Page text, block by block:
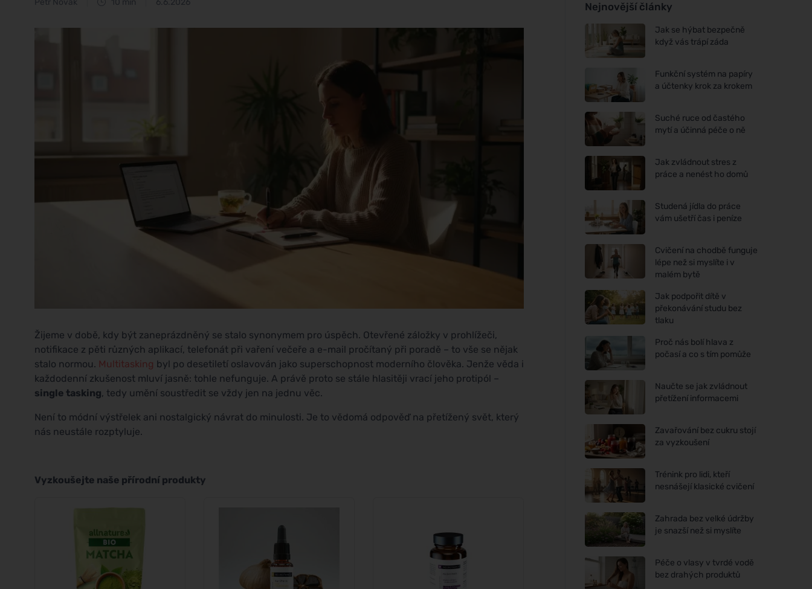
Žijeme v době, kdy být zaneprázdněný se stalo synonymem pro úspěch. Otevřené záložky v prohlížeči,
notifikace z pěti různých aplikací, telefonát při vaření večeře a e-mail pročítaný při poradě – to vše se nějak
stalo normou. Multitasking byl po desetiletí oslavován jako superschopnost moderního člověka. Jenže věda i
každodenní zkušenost mluví jasně: tohle nefunguje. A právě proto se stále hlasitěji vrací jeho protipól –
single tasking, tedy umění soustředit se vždy jen na jednu věc.
Není to módní výstřelek ani nostalgický návrat do minulosti. Je to vědomá odpověď na přetížený svět, který
nás neustále rozptyluje.
Vyzkoušejte naše přírodní produkty
Nejnovější články
Jak se hýbat bezpečně
když vás trápí záda
Funkční systém na papíry
a účtenky krok za krokem
Suché ruce od častého
mytí a účinná péče o ně
Jak zvládnout stres z
práce a nenést ho domů
Studená jídla do práce
vám ušetří čas i peníze
Cvičení na chodbě funguje
lépe než si myslíte i v
malém bytě
Jak podpořit dítě v
překonávání studu bez
tlaku
Proč nás bolí hlava z
počasí a co s tím pomůže
Naučte se jak zvládnout
přetížení informacemi
Zavařování bez cukru stojí
za vyzkoušení
Trénink pro lidi, kteří
nesnášejí klasické cvičení
Zahrada bez velké údržby
je snazší než si myslíte
Péče o vlasy v tvrdé vodě
bez drahých produktů